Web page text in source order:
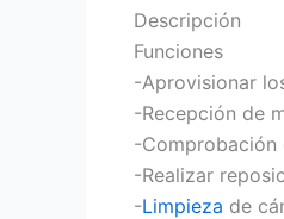
Descripción
Funciones
-Aprovisionar
-Recepción de
-Comprobación
-Realizar
-Limpieza de